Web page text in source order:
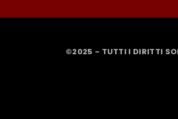
©2025 - TUTTI I DIRITTI